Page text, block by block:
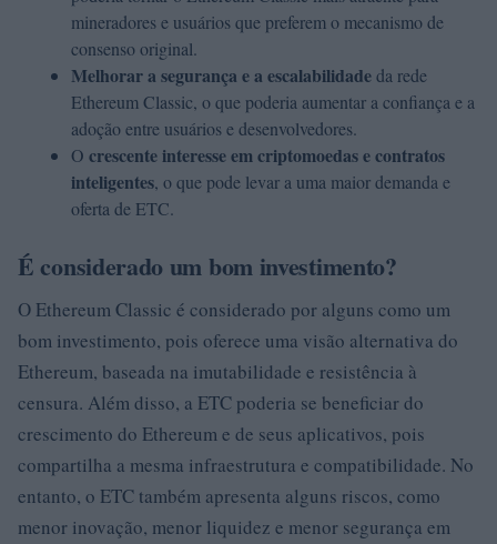
mineradores e usuários que preferem o mecanismo de
consenso original.
Melhorar a segurança e a escalabilidadeda rede
Ethereum Classic, o que poderia aumentar a confiança e a
adoção entre usuários e desenvolvedores.
O crescente interesse em criptomoedas e contratos
inteligentes, o que pode levar a uma maior demanda e
oferta de ETC.
É considerado um bom investimento?
O Ethereum Classic é considerado por alguns como um
bom investimento, pois oferece uma visão alternativa do
Ethereum, baseada na imutabilidade e resistência à
censura. Além disso, a ETC poderia se beneficiar do
crescimento do Ethereum e de seus aplicativos, pois
compartilha a mesma infraestrutura e compatibilidade. No
entanto, o ETC também apresenta alguns riscos, como
menor inovação, menor liquidez e menor segurança em